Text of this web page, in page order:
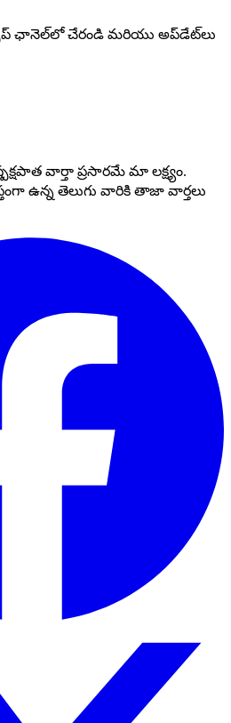
ఛానెల్‌లో చేరండి మరియు అప్‌డేట్‌లు
వార్తా ప్రసారమే మా లక్ష్యం.
ఉన్న తెలుగు వారికి తాజా వార్తలు